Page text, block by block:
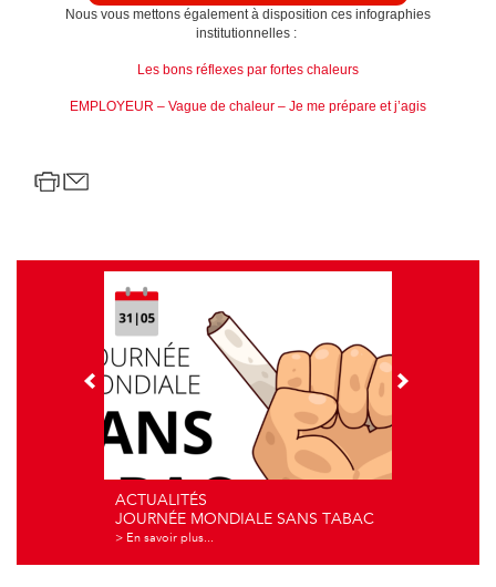
Nous vous mettons également à disposition ces infographies
institutionnelles :
Les bons réflexes par fortes chaleurs
EMPLOYEUR – Vague de chaleur – Je me prépare et j’agis
ACTUALITÉS
JOURNÉE MONDIALE SANS TABAC
> En savoir plus...